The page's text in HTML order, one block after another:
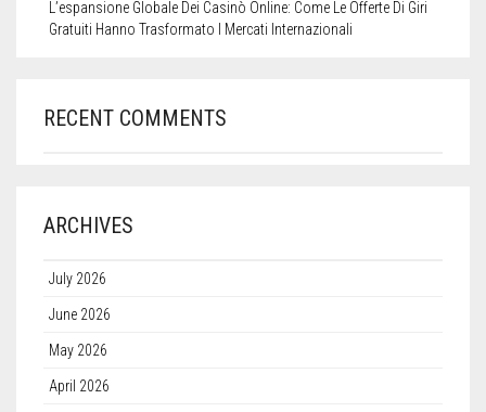
L’espansione Globale Dei Casinò Online: Come Le Offerte Di Giri
Gratuiti Hanno Trasformato I Mercati Internazionali
RECENT COMMENTS
ARCHIVES
July 2026
June 2026
May 2026
April 2026